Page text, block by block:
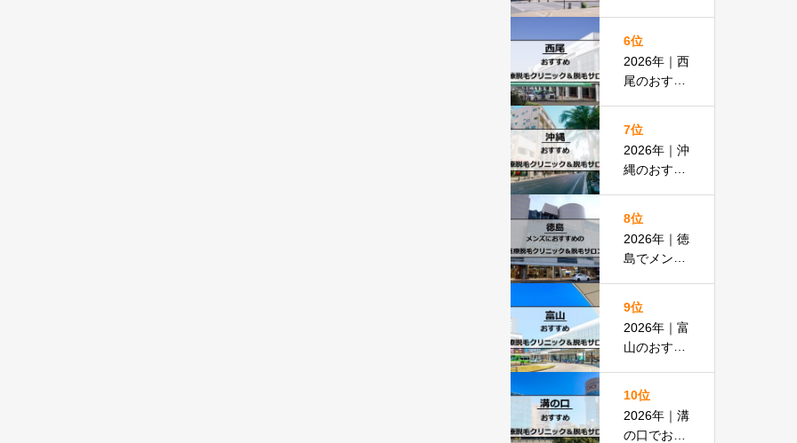
サロン全13
選
6位
2026年｜西
尾のおすす
＆脱毛サロ
ン全15選
7位
2026年｜沖
縄のおすす
ン全19選
8位
2026年｜徳
島でメンズ
脱毛＆脱毛
サロン全15
選
9位
2026年｜富
山のおすす
クリニック
＆脱毛サロ
ン全18選
10位
2026年｜溝
の口でおす